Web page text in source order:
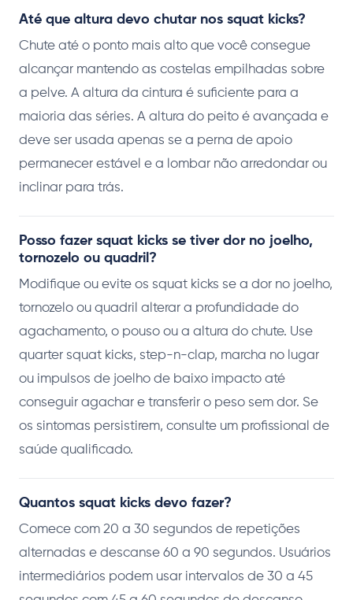
Até que altura devo chutar nos squat kicks?
Chute até o ponto mais alto que você consegue
alcançar mantendo as costelas empilhadas sobre
a pelve. A altura da cintura é suficiente para a
maioria das séries. A altura do peito é avançada e
deve ser usada apenas se a perna de apoio
permanecer estável e a lombar não arredondar ou
inclinar para trás.
Posso fazer squat kicks se tiver dor no joelho,
tornozelo ou quadril?
Modifique ou evite os squat kicks se a dor no joelho,
tornozelo ou quadril alterar a profundidade do
agachamento, o pouso ou a altura do chute. Use
quarter squat kicks, step-n-clap, marcha no lugar
ou impulsos de joelho de baixo impacto até
conseguir agachar e transferir o peso sem dor. Se
os sintomas persistirem, consulte um profissional de
saúde qualificado.
Quantos squat kicks devo fazer?
Comece com 20 a 30 segundos de repetições
alternadas e descanse 60 a 90 segundos. Usuários
intermediários podem usar intervalos de 30 a 45